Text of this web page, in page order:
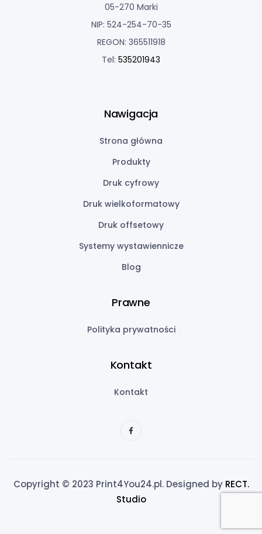
05-270 Marki
NIP: 524-254-70-35
REGON: 365511918
Tel: 535201943
Nawigacja
Strona główna
Produkty
Druk cyfrowy
Druk wielkoformatowy
Druk offsetowy
Systemy wystawiennicze
Blog
Prawne
Polityka prywatności
Kontakt
Kontakt
Copyright © 2023 Print4You24.pl. Designed by RECT.
Studio